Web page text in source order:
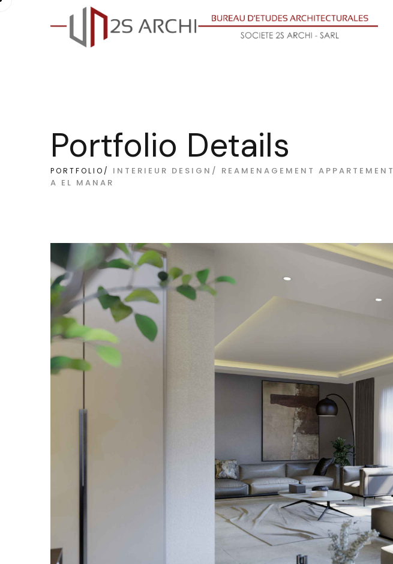
Portfolio Details
PORTFOLIO/
INTERIEUR DESIGN/ REAMENAGEMENT APPARTEMENT
A EL MANAR